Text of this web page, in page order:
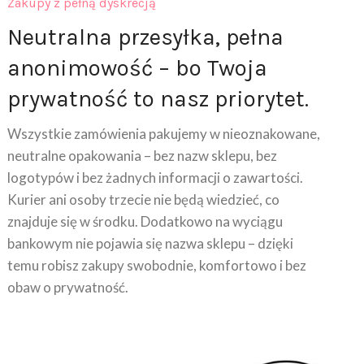
Neutralna przesyłka, pełna
anonimowość – bo Twoja
prywatność to nasz priorytet.
Wszystkie zamówienia pakujemy w nieoznakowane,
neutralne opakowania – bez nazw sklepu, bez
logotypów i bez żadnych informacji o zawartości.
Kurier ani osoby trzecie nie będą wiedzieć, co
znajduje się w środku. Dodatkowo na wyciągu
bankowym nie pojawia się nazwa sklepu – dzięki
temu robisz zakupy swobodnie, komfortowo i bez
obaw o prywatność.